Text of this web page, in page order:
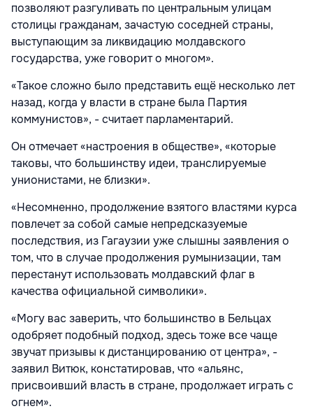
позволяют разгуливать по центральным улицам
столицы гражданам, зачастую соседней страны,
выступающим за ликвидацию молдавского
государства, уже говорит о многом».
«Такое сложно было представить ещё несколько лет
назад, когда у власти в стране была Партия
коммунистов», - считает парламентарий.
Он отмечает «настроения в обществе», «которые
таковы, что большинству идеи, транслируемые
унионистами, не близки».
«Несомненно, продолжение взятого властями курса
повлечет за собой самые непредсказуемые
последствия, из Гагаузии уже слышны заявления о
том, что в случае продолжения румынизации, там
перестанут использовать молдавский флаг в
качества официальной символики».
«Могу вас заверить, что большинство в Бельцах
одобряет подобный подход, здесь тоже все чаще
звучат призывы к дистанцированию от центра», -
заявил Витюк, констатировав, что «альянс,
присвоивший власть в стране, продолжает играть с
огнем».